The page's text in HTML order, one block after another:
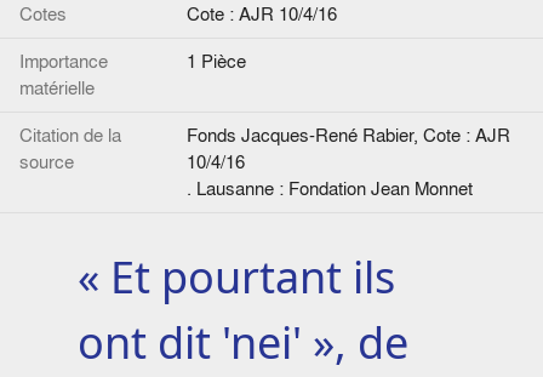
Cotes
Cote : AJR 10/4/16
Importance
matérielle
1 Pièce
Citation de la
source
Fonds Jacques-René Rabier, Cote : AJR
10/4/16
. Lausanne : Fondation Jean Monnet
« Et pourtant ils
ont dit 'nei' », de